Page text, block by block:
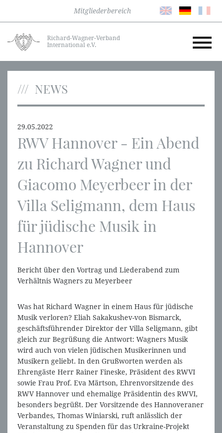
Mitgliederbereich
Richard-Wagner-Verband
International e.V.
NEWS
29.05.2022
RWV Hannover - Ein Abend
zu Richard Wagner und
Giacomo Meyerbeer in der
Villa Seligmann, dem Haus
für jüdische Musik in
Hannover
Bericht über den Vortrag und Liederabend zum
Verhältnis Wagners zu Meyerbeer
Was hat Richard Wagner in einem Haus für jüdische
Musik verloren? Eliah Sakakushev-von Bismarck,
geschäftsführender Direktor der Villa Seligmann, gibt
gleich zur Begrüßung die Antwort: Wagners Musik
wird auch von vielen jüdischen Musikerinnen und
Musikern geliebt. In den Grußworten werden als
Ehrengäste Herr Rainer Fineske, Präsident des RWVI
sowie Frau Prof. Eva Märtson, Ehrenvorsitzende des
RWV Hannover und ehemalige Präsidentin des RWVI,
besonders begrüßt. Der Vorsitzende des Hannoveraner
Verbandes, Thomas Winiarski, ruft anlässlich der
Veranstaltung zu Spenden für das Urkraine-Projekt